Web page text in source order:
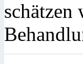
schätzen